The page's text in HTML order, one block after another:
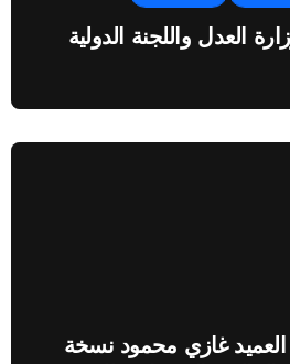
العدل واللجنة الدولية
غازي محمود نسخة